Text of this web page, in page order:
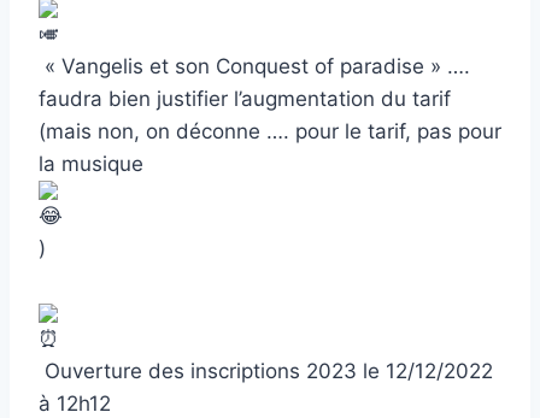
« Vangelis et son Conquest of paradise » ….
faudra bien justifier l’augmentation du tarif
(mais non, on déconne …. pour le tarif, pas pour
la musique
)
Ouverture des inscriptions 2023 le 12/12/2022
à 12h12